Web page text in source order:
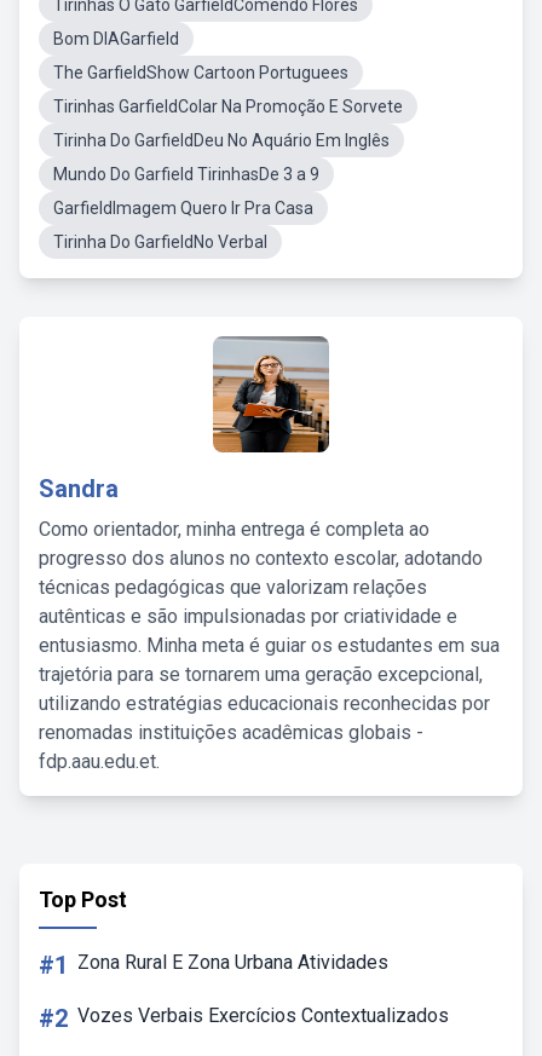
Tirinhas O Gato GarfieldComendo Flores
Bom DIAGarfield
The GarfieldShow Cartoon Portuguees
Tirinhas GarfieldColar Na Promoção E Sorvete
Tirinha Do GarfieldDeu No Aquário Em Inglês
Mundo Do Garfield TirinhasDe 3 a 9
GarfieldImagem Quero Ir Pra Casa
Tirinha Do GarfieldNo Verbal
Sandra
Como orientador, minha entrega é completa ao
progresso dos alunos no contexto escolar, adotando
técnicas pedagógicas que valorizam relações
autênticas e são impulsionadas por criatividade e
entusiasmo. Minha meta é guiar os estudantes em sua
trajetória para se tornarem uma geração excepcional,
utilizando estratégias educacionais reconhecidas por
renomadas instituições acadêmicas globais -
fdp.aau.edu.et.
Top Post
#1 Zona Rural E Zona Urbana Atividades
#2 Vozes Verbais Exercícios Contextualizados